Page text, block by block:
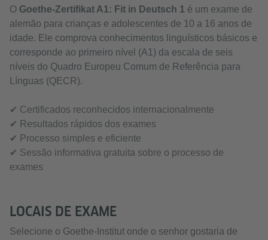
O Goethe-Zertifikat A1: Fit in Deutsch 1 é um exame de
alemão para crianças e adolescentes de 10 a 16 anos de
idade. Ele comprova conhecimentos linguísticos básicos e
corresponde ao primeiro nível (A1) da escala de seis
níveis do Quadro Europeu Comum de Referência para
Línguas (QECR).
✔ Certificados reconhecidos internacionalmente
✔ Resultados rápidos dos exames
✔ Processo simples e eficiente
✔ Sessão informativa gratuita sobre o processo de
exames
LOCAIS DE EXAME
Selecione o Goethe-Institut onde o senhor gostaria de